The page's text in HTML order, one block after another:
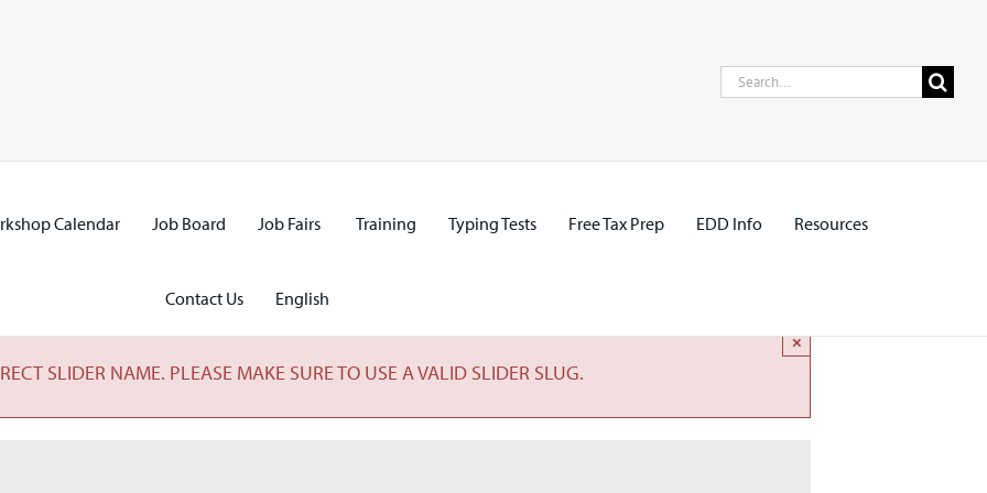
Search
Calendar Job Board Job Fairs Training Typing Tests Free Tax Prep EDD Info Resources
Contact Us English
SLIDER NAME. PLEASE MAKE SURE TO USE A VALID SLIDER SLUG.
×